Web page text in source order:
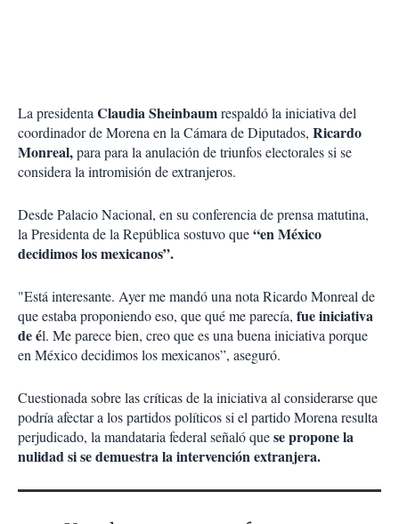
La presidentaClaudia Sheinbaumrespaldó la iniciativa del
coordinador de Morena en la Cámara de Diputados, Ricardo
Monreal,para para la anulación de triunfos electorales si se
considera la intromisión de extranjeros.
Desde Palacio Nacional, en su conferencia de prensa matutina,
la Presidenta de la República sostuvo que“en México
decidimos los mexicanos”.
"Está interesante. Ayer me mandó una nota Ricardo Monreal de
que estaba proponiendo eso, que qué me parecía, fue iniciativa
de él. Me parece bien, creo que es una buena iniciativa porque
en México decidimos los mexicanos”, aseguró.
Cuestionada sobre las críticas de la iniciativa al considerarse que
podría afectar a los partidos políticos si el partido Morena resulta
perjudicado, la mandataria federal señaló quese propone la
nulidad si se demuestra la intervención extranjera.